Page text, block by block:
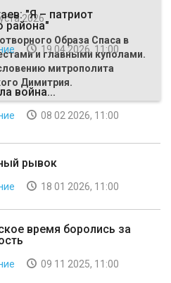
2026
Образа Спаса в
и главными куполами.
митрополита
Димитрия.
"Я – патриот
района"
19 04 2026, 11:00
война...
08 02 2026, 11:00
рывок
18 01 2026, 11:00
время боролись за
09 11 2025, 11:00